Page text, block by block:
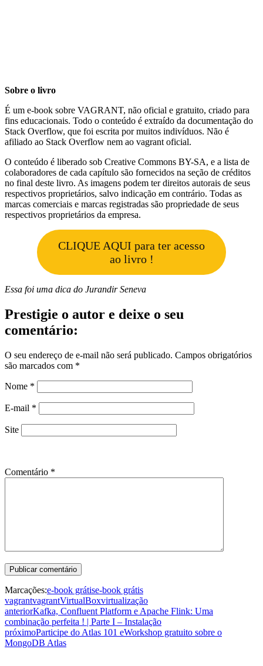
Sobre o livro
É um e-book sobre VAGRANT, não oficial e gratuito, criado para
fins educacionais. Todo o conteúdo é extraído da documentação do
Stack Overflow, que foi escrita por muitos indivíduos. Não é
afiliado ao Stack Overflow nem ao vagrant oficial.
O conteúdo é liberado sob Creative Commons BY-SA, e a lista de
colaboradores de cada capítulo são fornecidos na seção de créditos
no final deste livro. As imagens podem ter direitos autorais de seus
respectivos proprietários, salvo indicação em contrário. Todas as
marcas comerciais e marcas registradas são propriedade de seus
respectivos proprietários da empresa.
CLIQUE AQUI para ter acesso
ao livro !
Essa foi uma dica do Jurandir Seneva
Prestigie o autor e deixe o seu
comentário:
O seu endereço de e-mail não será publicado. Campos obrigatórios
são marcados com *
Nome *
E-mail *
Site
Comentário *
Marcações:e-book grátise-book grátis
vagrantvagrantVirtualBoxvirtualização
anteriorKafka, Confluent Platform e Apache Flink: Uma
combinação perfeita ! | Parte I – Instalação
próximoParticipe do Atlas 101 eWorkshop gratuito sobre o
MongoDB Atlas